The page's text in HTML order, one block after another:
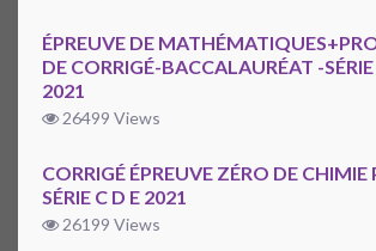
ÉPREUVE DE
DE CORRIGÉ-BACCALAURÉAT -
2021
26499 Views
CORRIGÉ ÉPREUVE ZÉRO DE
SÉRIE C D E 2021
26199 Views